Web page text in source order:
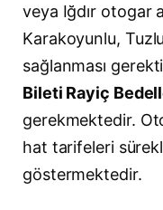
veya Iğdır otogar
Karakoyunlu,
sağlanması
Bileti Rayiç
gerekmektedir.
hat tarifeleri
göstermektedir.